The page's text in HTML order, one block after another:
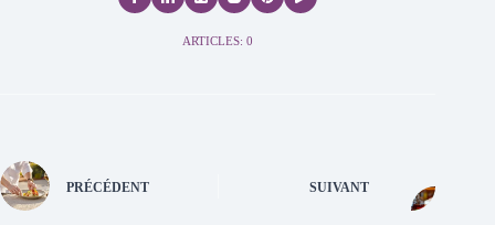
ARTICLES: 0
PRÉCÉDENT SUIVANT